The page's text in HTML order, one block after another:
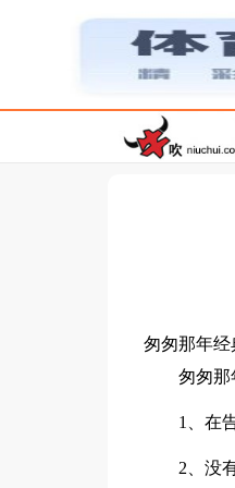
匆匆那年经
匆匆那年
1、在告
2、没有